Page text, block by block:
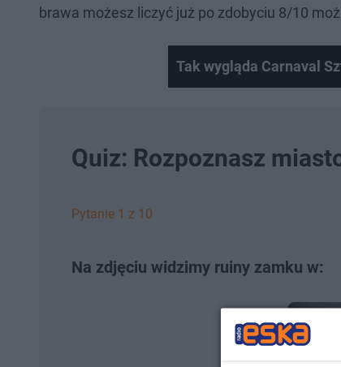
brawa możesz liczyć już po zdobyciu 8/10
Tak wygląda Carnaval
Quiz: Rozpoznasz
Pytanie 1 z 10
Na zdjęciu widzimy ruiny zamku w: